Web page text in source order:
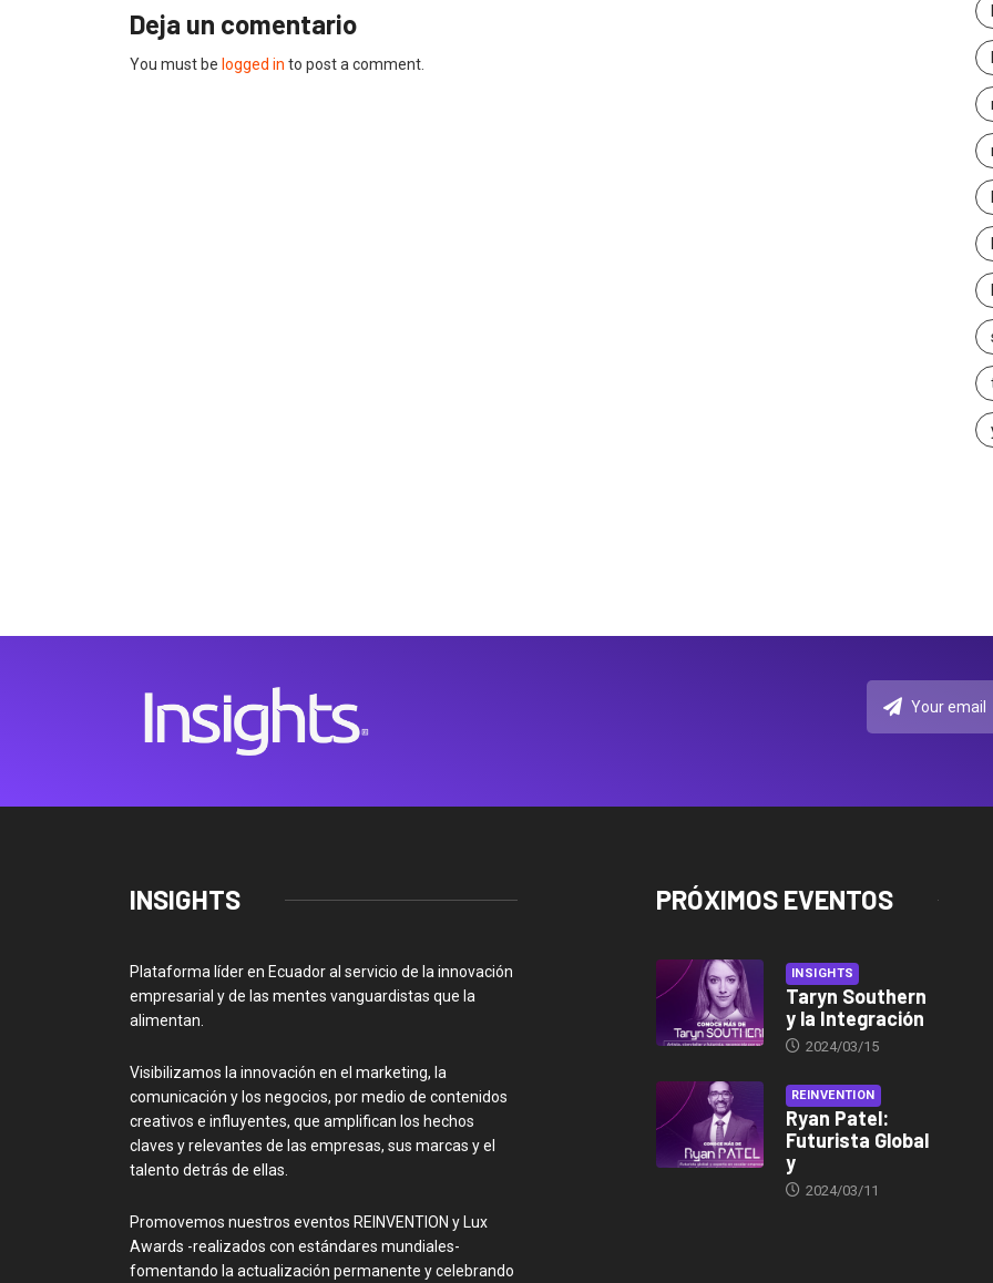
Deja un comentario
You must be logged in to post a comment.
INSIGHTS
Plataforma líder en Ecuador al servicio de la innovación
empresarial y de las mentes vanguardistas que la
alimentan.
Visibilizamos la innovación en el marketing, la
comunicación y los negocios, por medio de contenidos
creativos e influyentes, que amplifican los hechos
claves y relevantes de las empresas, sus marcas y el
talento detrás de ellas.
Promovemos nuestros eventos REINVENTION y Lux
Awards -realizados con estándares mundiales-
fomentando la actualización permanente y celebrando
PRÓXIMOS EVENTOS
INSIGHTS
Taryn Southern
y la Integración
2024/03/15
REINVENTION
Ryan Patel:
Futurista Global
y
2024/03/11